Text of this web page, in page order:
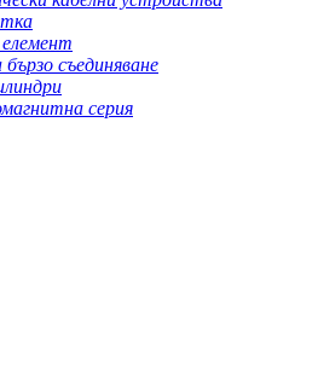
бързо съединяване
серия